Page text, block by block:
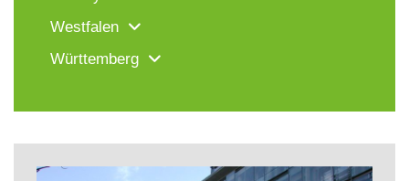
Westfalen
Württemberg